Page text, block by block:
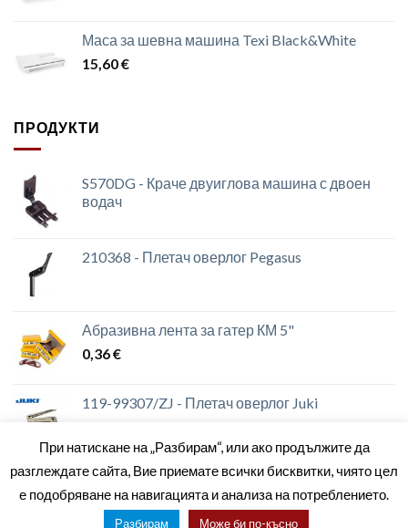
Маса за шевна машина Texi Black&White
15,60€
ПРОДУКТИ
S570DG - Краче двуиглова машина с двоен
водач
210368 - Плетач оверлог Pegasus
Абразивна лента за гатер КМ 5"
0,36€
119-99307/ZJ - Плетач оверлог Juki
ЗА НАС МАГАЗИНИ КОНТАКТИ ОБЩИ УСЛОВИЯ
При натискане на „Разбирам“, или ако продължите да
разглеждате сайта, Вие приемате всички бисквитки, чиято цел
е подобряване на навигацията и анализа на потреблението.
Разбирам Може би по-късно